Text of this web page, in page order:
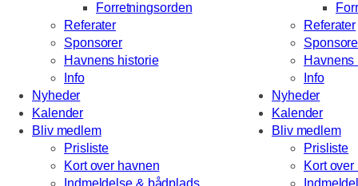
Forretningsorden
Referater
Sponsorer
Havnens historie
Info
Nyheder
Kalender
Bliv medlem
Prisliste
Kort over havnen
Indmeldelse & bådplads
Referater
Havnens
Info
Nyheder
Kalender
Bliv medlem
Prisliste
Kort